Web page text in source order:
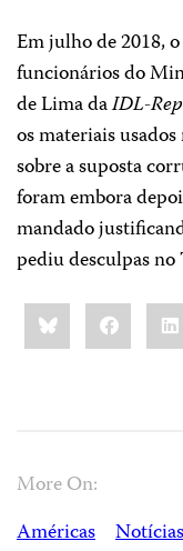
Em julho de 2018, o
funcionários do
de Lima daIDL-
os materiais
sobre a suposta
foram embora
mandado
pediu desculpas
Share
this:BlueskyFacebook
More On:
Américas
Notícias